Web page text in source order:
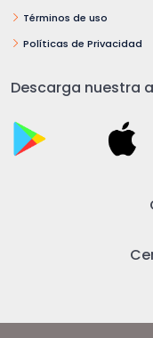
Términos de uso
Políticas de Privacidad
Descarga nuestra